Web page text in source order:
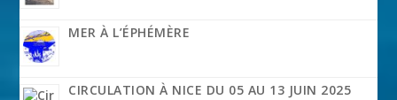
MER À L’ÉPHÉMÈRE
CIRCULATION À NICE DU 05 AU 13 JUIN 2025